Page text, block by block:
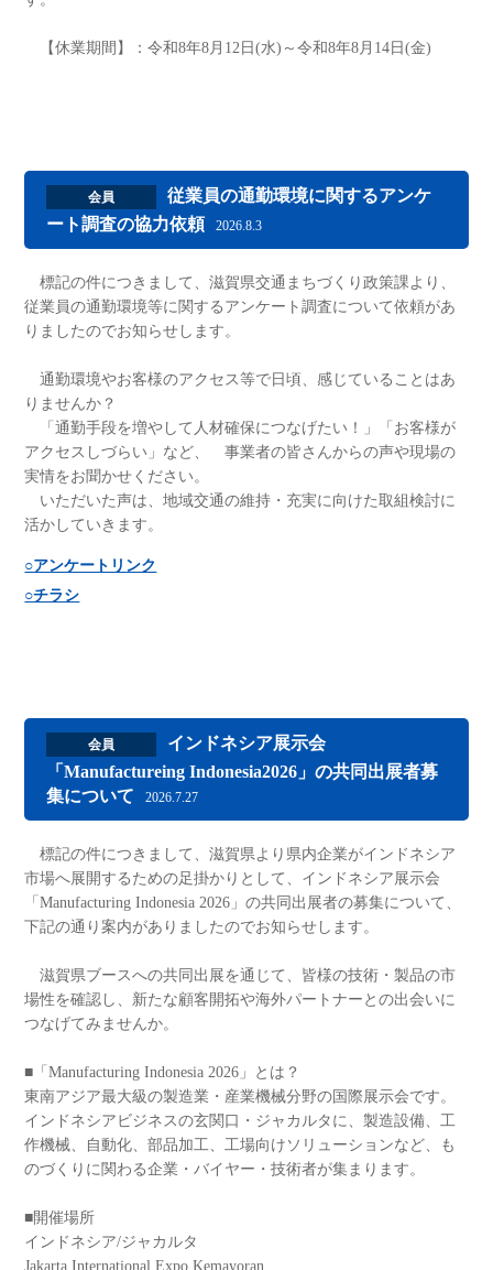
【休業期間】：令和8年8月12日(水)～令和8年8月14日(金)
会員
従業員の通勤環境に関するアンケ
ート調査の協力依頼
2026.8.3
標記の件につきまして、滋賀県交通まちづくり政策課より、
従業員の通勤環境等に関するアンケート調査について依頼があ
りましたのでお知らせします。
通勤環境やお客様のアクセス等で日頃、感じていることはあ
りませんか？
「通勤手段を増やして人材確保につなげたい！」「お客様が
アクセスしづらい」など、 事業者の皆さんからの声や現場の
実情をお聞かせください。
いただいた声は、地域交通の維持・充実に向けた取組検討に
活かしていきます。
○アンケートリンク
○チラシ
会員
インドネシア展示会
「Manufactureing Indonesia2026」の共同出展者募
集について
2026.7.27
標記の件につきまして、滋賀県より県内企業がインドネシア
市場へ展開するための足掛かりとして、インドネシア展示会
「Manufacturing Indonesia 2026」の共同出展者の募集について、
下記の通り案内がありましたのでお知らせします。
滋賀県ブースへの共同出展を通じて、皆様の技術・製品の市
場性を確認し、新たな顧客開拓や海外パートナーとの出会いに
つなげてみませんか。
■「Manufacturing Indonesia 2026」とは？
東南アジア最大級の製造業・産業機械分野の国際展示会です。
インドネシアビジネスの玄関口・ジャカルタに、製造設備、工
作機械、自動化、部品加工、工場向けソリューションなど、も
のづくりに関わる企業・バイヤー・技術者が集まります。
■開催場所
インドネシア/ジャカルタ
Jakarta International Expo Kemayoran